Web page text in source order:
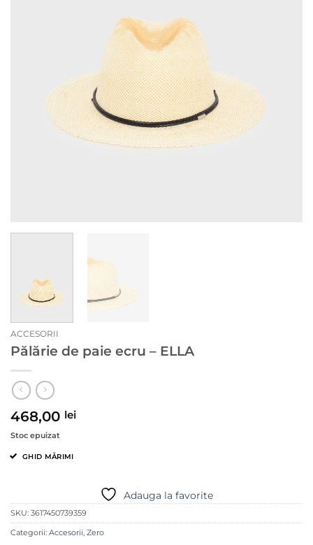
ACCESORII
Pălărie de paie ecru – ELLA
468,00 lei
Stoc epuizat
GHID MĂRIMI
Adauga la favorite
SKU: 3617450739359
Categorii: Accesorii, Zero